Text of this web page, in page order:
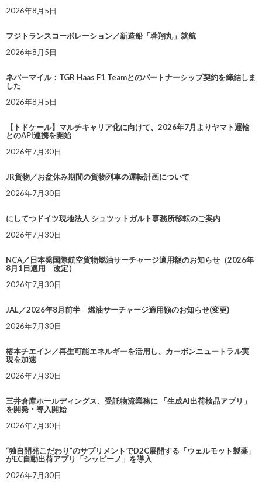
2026年8月5日
フジトランスコーポレーション／新造船「蓉翔丸」就航
2026年8月5日
ネバーマイル：TGR Haas F1 Teamとのパートナーシップ契約を締結しま
した
2026年8月5日
【トドケール】マルチキャリア化に向けて、2026年7月よりヤマト運輸
とのAPI連携を開始
2026年7月30日
JR貨物／お盆休み期間の貨物列車の運転計画について
2026年7月30日
にしてつドイツ現地法人 シュツットガルト事務所移転のご案内
2026年7月30日
NCA／日本発国際航空貨物燃油サーチャージ適用額のお知らせ（2026年
8月1日適用 改定）
2026年7月30日
JAL／2026年8月前半 燃油サーチャージ適用額のお知らせ(変更)
2026年7月30日
椿本チエイン／再生可能エネルギーを活用し、カーボンニュートラル実
現を加速
2026年7月30日
三井倉庫ホールディングス、受託物流業務に 「生成AI出荷検品アプリ」
を開発・導入開始
2026年7月30日
“独自開発こだわり”のサプリメントでD2C展開する「ウェルモット製薬」
がEC自動出荷アプリ「シッピーノ」を導入
2026年7月30日